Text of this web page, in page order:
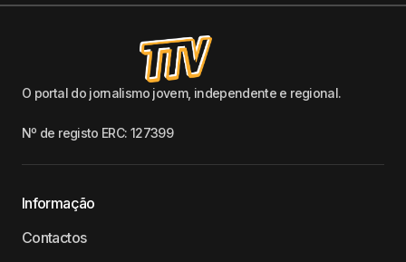
O portal do jornalismo jovem, independente e regional.
Nº de registo ERC: 127399
Informação
Contactos